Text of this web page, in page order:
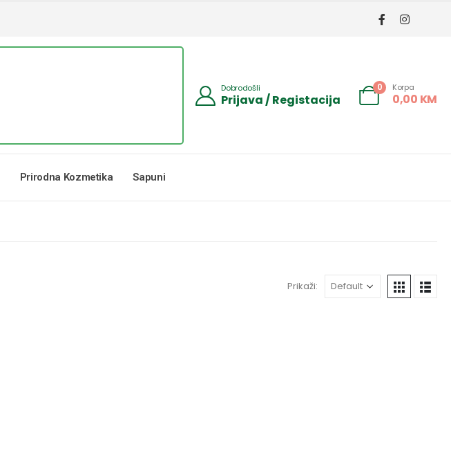
Dobrodošli
Prijava / Registacija
0 Korpa
0,00 KM
Prirodna Kozmetika Sapuni
Prikaži: